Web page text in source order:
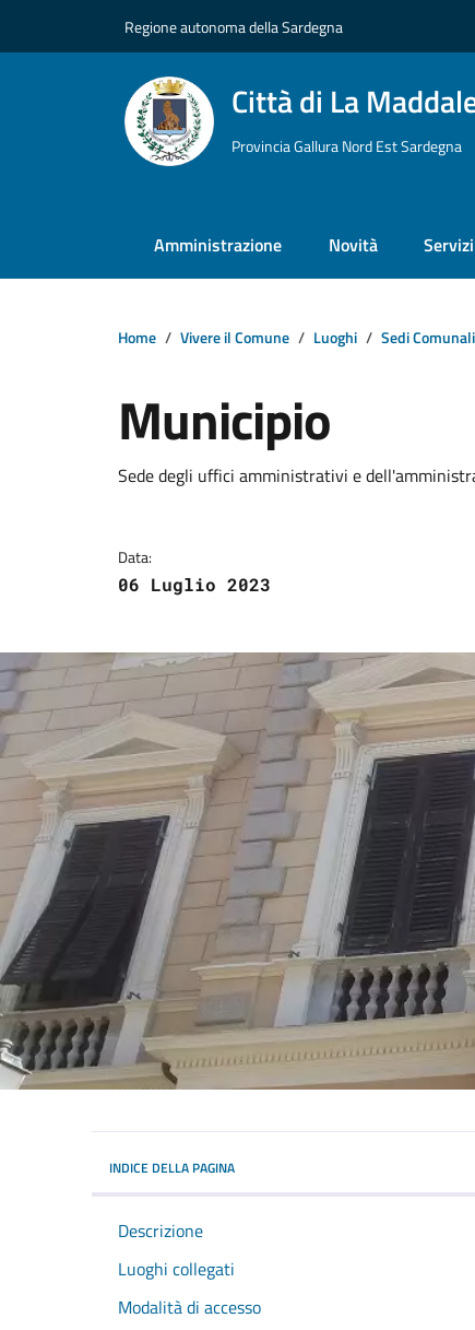
Regione autonoma della Sardegna
Città di La
Provincia Gallura Nord Est Sardegna
Amministrazione Novità Servizi
Home Vivere il Comune Luoghi Sedi Comunali
Municipio
Dettagli della
Sede degli uffici amministrativi e
Data:
06 Luglio 2023
INDICE DELLA PAGINA
Descrizione
Luoghi collegati
Modalità di accesso